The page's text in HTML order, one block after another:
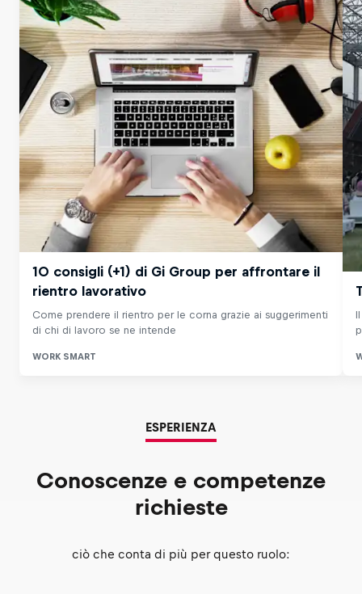
ESPERIENZA
Conoscenze e competenze
richieste
ciò che conta di più per questo ruolo: